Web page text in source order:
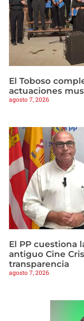
El Toboso
actuaciones
agosto 7, 2026
El PP cuestiona
antiguo Cine
transparencia
agosto 7, 2026